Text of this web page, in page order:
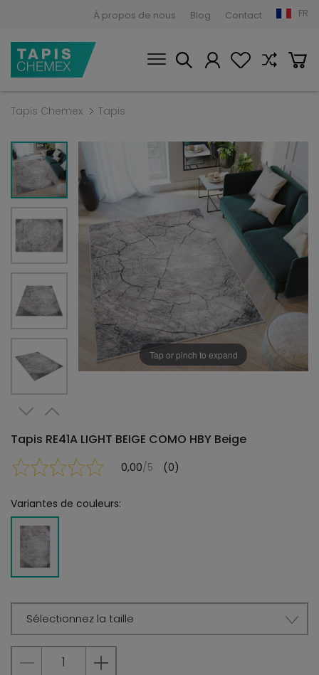
À propos de nous Blog Contact FR
Tapis Chemex Tapis
Tap or pinch to expand
Tapis RE41A LIGHT BEIGE COMO HBY Beige
0,00/5 (0)
Variantes de couleurs:
Sélectionnez la taille